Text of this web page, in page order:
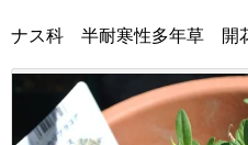
ナス科 半耐寒性多年草 開